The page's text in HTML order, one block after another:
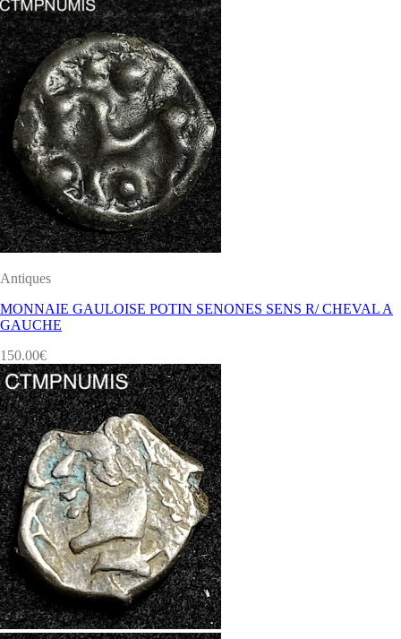
Antiques
MONNAIE GAULOISE POTIN SENONES SENS R/ CHEVAL A
GAUCHE
150.00€